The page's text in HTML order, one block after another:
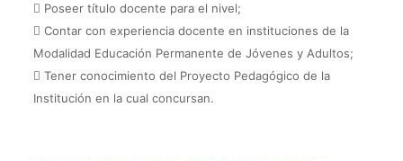
 Poseer título docente para el nivel;
 Contar con experiencia docente en instituciones de la
Modalidad Educación Permanente de Jóvenes y Adultos;
 Tener conocimiento del Proyecto Pedagógico de la
Institución en la cual concursan.